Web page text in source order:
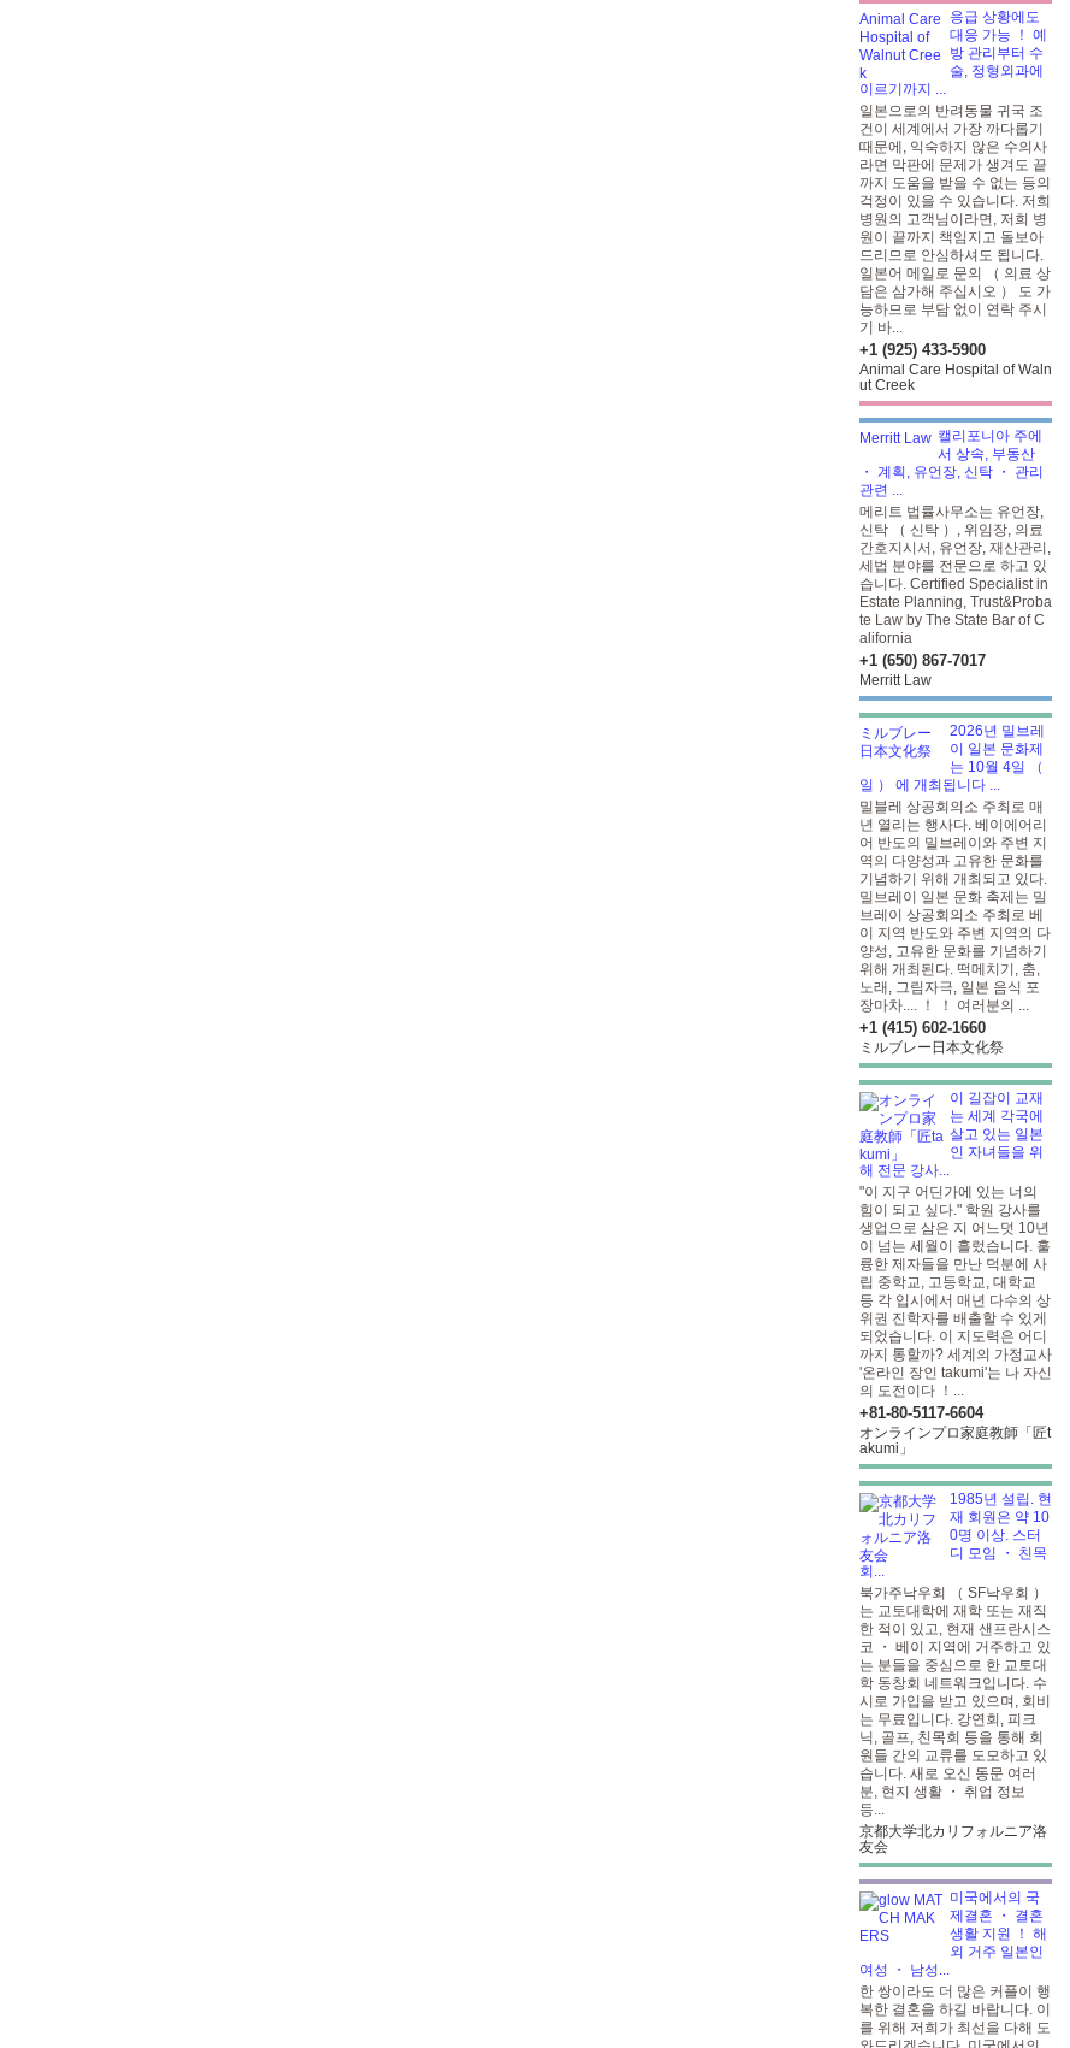
응급 상황에도
대응 가능 ！ 예
방 관리부터 수
술, 정형외과에
이르기까지 ...
일본으로의 반려동물 귀국 조
건이 세계에서 가장 까다롭기
때문에, 익숙하지 않은 수의사
라면 막판에 문제가 생겨도 끝
까지 도움을 받을 수 없는 등의
걱정이 있을 수 있습니다. 저희
병원의 고객님이라면, 저희 병
원이 끝까지 책임지고 돌보아
드리므로 안심하셔도 됩니다.
일본어 메일로 문의 （ 의료 상
담은 삼가해 주십시오 ） 도 가
능하므로 부담 없이 연락 주시
기 바...
+1 (925) 433-5900
Animal Care Hospital of Waln
ut Creek
캘리포니아 주에
서 상속, 부동산
・ 계획, 유언장, 신탁 ・ 관리
관련 ...
메리트 법률사무소는 유언장,
신탁 （ 신탁 ）, 위임장, 의료
간호지시서, 유언장, 재산관리,
세법 분야를 전문으로 하고 있
습니다. Certified Specialist in
Estate Planning, Trust&Proba
te Law by The State Bar of C
alifornia
+1 (650) 867-7017
Merritt Law
2026년 밀브레
이 일본 문화제
는 10월 4일 （
일 ） 에 개최됩니다 ...
밀블레 상공회의소 주최로 매
년 열리는 행사다. 베이에어리
어 반도의 밀브레이와 주변 지
역의 다양성과 고유한 문화를
기념하기 위해 개최되고 있다.
밀브레이 일본 문화 축제는 밀
브레이 상공회의소 주최로 베
이 지역 반도와 주변 지역의 다
양성, 고유한 문화를 기념하기
위해 개최된다. 떡메치기, 춤,
노래, 그림자극, 일본 음식 포
장마차.... ！ ！ 여러분의 ...
+1 (415) 602-1660
ミルブレー日本文化祭
이 길잡이 교재
는 세계 각국에
살고 있는 일본
인 자녀들을 위
해 전문 강사...
"이 지구 어딘가에 있는 너의
힘이 되고 싶다." 학원 강사를
생업으로 삼은 지 어느덧 10년
이 넘는 세월이 흘렀습니다. 훌
륭한 제자들을 만난 덕분에 사
립 중학교, 고등학교, 대학교
등 각 입시에서 매년 다수의 상
위권 진학자를 배출할 수 있게
되었습니다. 이 지도력은 어디
까지 통할까? 세계의 가정교사
'온라인 장인 takumi'는 나 자신
의 도전이다 ！...
+81-80-5117-6604
オンラインプロ家庭教師「匠t
akumi」
1985년 설립. 현
재 회원은 약 10
0명 이상. 스터
디 모임 ・ 친목
회...
북가주낙우회 （ SF낙우회 ）
는 교토대학에 재학 또는 재직
한 적이 있고, 현재 샌프란시스
코 ・ 베이 지역에 거주하고 있
는 분들을 중심으로 한 교토대
학 동창회 네트워크입니다. 수
시로 가입을 받고 있으며, 회비
는 무료입니다. 강연회, 피크
닉, 골프, 친목회 등을 통해 회
원들 간의 교류를 도모하고 있
습니다. 새로 오신 동문 여러
분, 현지 생활 ・ 취업 정보
등...
京都大学北カリフォルニア洛
友会
미국에서의 국
제결혼 ・ 결혼
생활 지원 ！ 해
외 거주 일본인
여성 ・ 남성...
한 쌍이라도 더 많은 커플이 행
복한 결혼을 하길 바랍니다. 이
를 위해 저희가 최선을 다해 도